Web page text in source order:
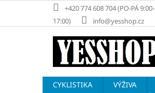
obsah
+420 774 608 704 (PO-PÁ 9:00-
17:00)
info@yesshop.cz
CYKLISTIKA VÝŽIVA